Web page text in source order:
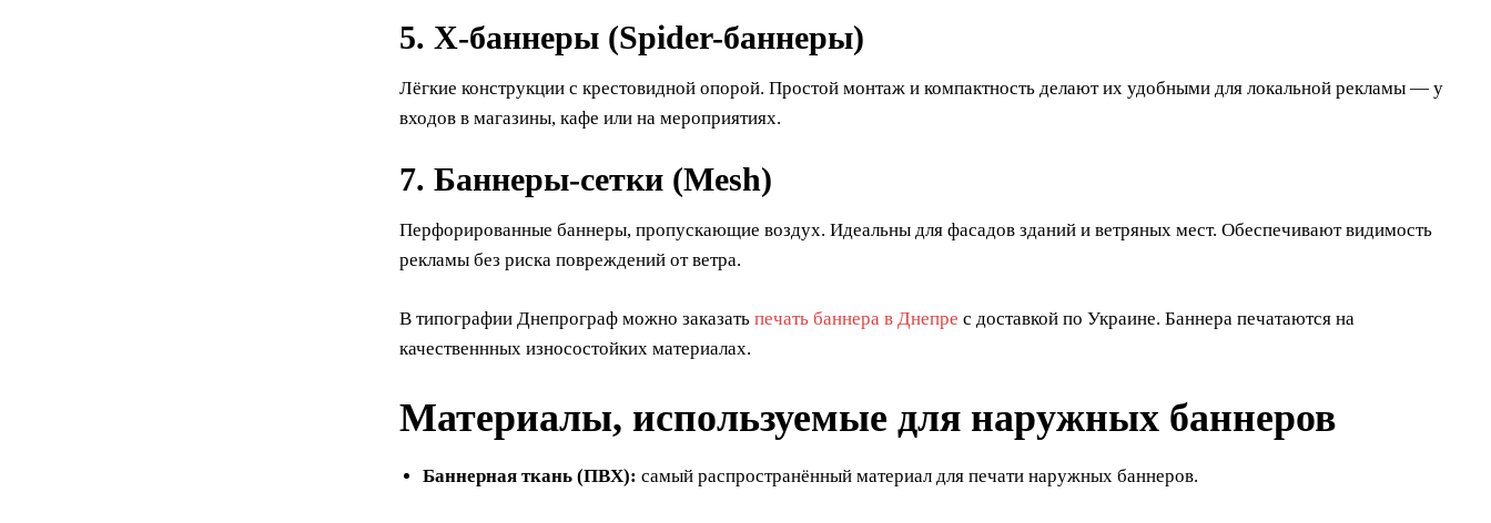
5. Х-баннеры (Spider-баннеры)
Лёгкие конструкции с крестовидной опорой. Простой монтаж и компактность делают их удобными для локальной рекламы — у
входов в магазины, кафе или на мероприятиях.
7. Баннеры-сетки (Mesh)
Перфорированные баннеры, пропускающие воздух. Идеальны для фасадов зданий и ветряных мест. Обеспечивают видимость
рекламы без риска повреждений от ветра.
В типографии Днепрограф можно заказать печать баннера в Днепре с доставкой по Украине. Баннера печатаются на
качественнных износостойких материалах.
Материалы, используемые для наружных баннеров
Баннерная ткань (ПВХ): самый распространённый материал для печати наружных баннеров.